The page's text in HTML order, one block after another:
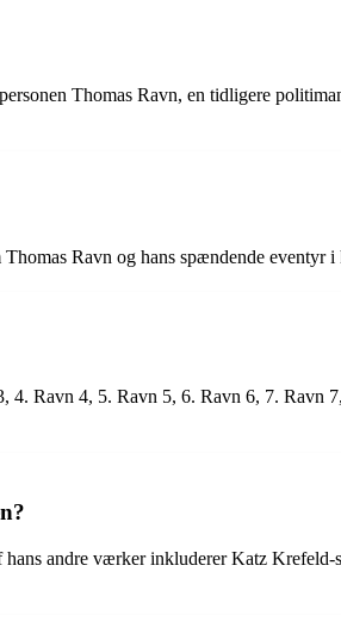
Thomas Ravn, en tidligere
Ravn og hans spændende eventyr i
Ravn 4, 5. Ravn 5, 6. Ravn 6, 7. Ravn
andre værker inkluderer Katz